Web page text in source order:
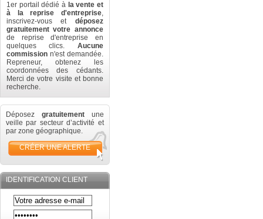
1er portail dédié à la vente et
à la reprise d'entreprise,
inscrivez-vous et déposez
gratuitement votre annonce
de reprise d'entreprise en
quelques clics. Aucune
commission n'est demandée.
Repreneur, obtenez les
coordonnées des cédants.
Merci de votre visite et bonne
recherche.
Déposez gratuitement une
veille par secteur d’activité et
par zone géographique.
CRÉER UNE ALERTE
IDENTIFICATION CLIENT